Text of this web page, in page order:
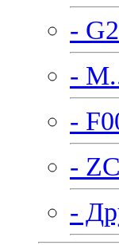
-
-
-
-
-